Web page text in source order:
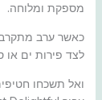
מספקת ומלוחה.
כאשר ערב
לצד פירות ים או
ואל תשכחו